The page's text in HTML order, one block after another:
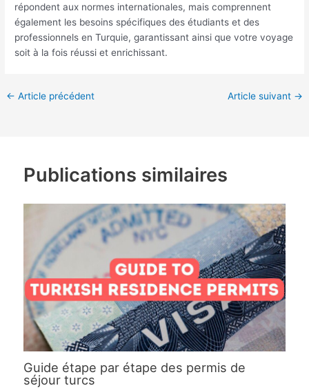
répondent aux normes internationales, mais comprennent
également les besoins spécifiques des étudiants et des
professionnels en Turquie, garantissant ainsi que votre voyage
soit à la fois réussi et enrichissant.
← Article précédent Article suivant →
Publications similaires
Guide étape par étape des permis de
séjour turcs